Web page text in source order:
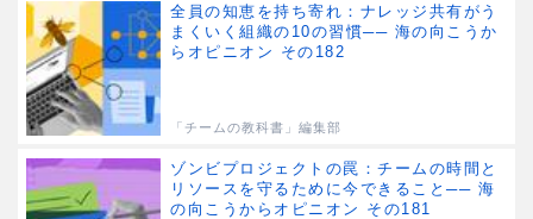
全員の知恵を持ち寄れ：ナレッジ共有がう
まくいく組織の10の習慣── 海の向こうか
らオピニオン その182
「チームの教科書」編集部
ゾンビプロジェクトの罠：チームの時間と
リソースを守るために今できること── 海
の向こうからオピニオン その181